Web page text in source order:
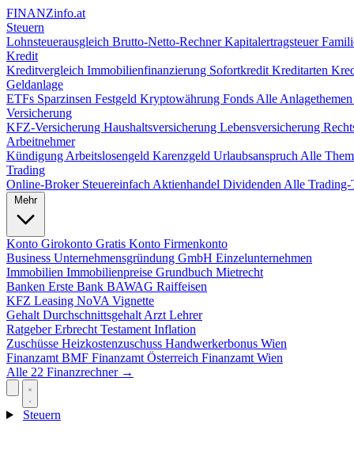
FINANZinfo.at
Steuern
Lohnsteuerausgleich Brutto-Netto-RechnerKapitalertragsteuer
Kredit
Kreditvergleich Immobilienfinanzierung Sofortkredit Kreditarten
Geldanlage
ETFs Sparzinsen Festgeld Kryptowährung Fonds Alle
Versicherung
KFZ-Versicherung Haushaltsversicherung Lebensversicherung
Arbeitnehmer
Kündigung Arbeitslosengeld Karenzgeld Urlaubsanspruch Alle
Trading
Online-Broker Steuereinfach Aktienhandel Dividenden Alle
Mehr
Konto Girokonto Gratis Konto Firmenkonto
Business Unternehmensgründung GmbH Einzelunternehmen
Immobilien Immobilienpreise Grundbuch Mietrecht
Banken Erste Bank BAWAG Raiffeisen
KFZ Leasing NoVA Vignette
Gehalt Durchschnittsgehalt Arzt Lehrer
RatgeberErbrecht Testament Inflation
Zuschüsse Heizkostenzuschuss Handwerkerbonus Wien
Finanzamt BMF Finanzamt Österreich Finanzamt Wien
Alle 22 Finanzrechner →
Steuern